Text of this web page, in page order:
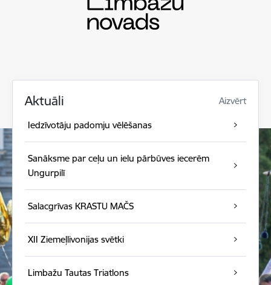
Aktuāli Aizvērt
Iedzīvotāju padomju vēlēšanas
Sanāksme par ceļu un ielu pārbūves iecerēm
Ungurpilī
Salacgrīvas KRASTU MAČS
XII Ziemeļlivonijas svētki
Limbažu Tautas Triatlons